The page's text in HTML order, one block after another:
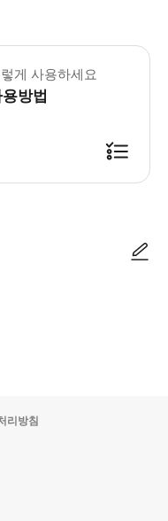
미스에 따른 환불 절차는 하
게 사용하세요
방법
리방침